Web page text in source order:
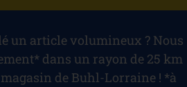
un article volumineux ? Nous
dans un rayon de 25 km
de Buhl-Lorraine ! *à